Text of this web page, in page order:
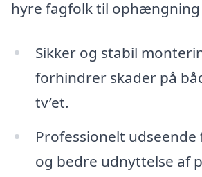
hyre fagfolk til ophængning
Sikker og stabil
forhindrer skader på
tv’et.
Professionelt
og bedre udnyttelse af